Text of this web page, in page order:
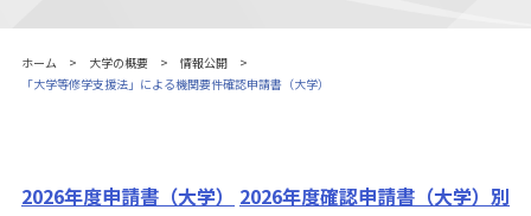
ホーム 大学の概要
情報公開
「大学等修学支援法」による機関要件確認申請書（大学）
2026年度申請書（大学）
2026年度確認申請書（大学）別